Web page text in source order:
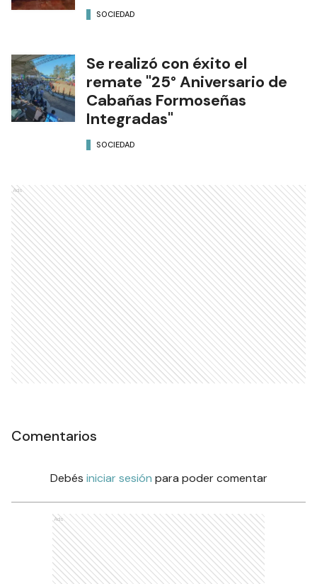
SOCIEDAD
Se realizó con éxito el
remate "25° Aniversario de
Cabañas Formoseñas
Integradas"
SOCIEDAD
Ads
Comentarios
Debés iniciar sesión para poder comentar
Ads